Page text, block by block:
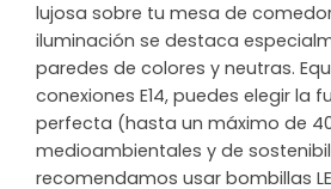
lujosa sobre tu mesa de
iluminación se destaca
paredes de colores y neutras.
conexiones E14, puedes elegir la
perfecta (hasta un máximo de
medioambientales y de
recomendamos usar bombillas